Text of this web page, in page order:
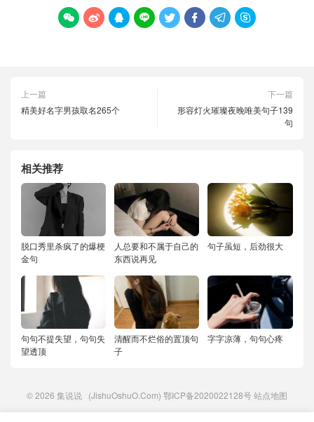
       
上一篇
精美好名字男孩取名265个
下一篇
形容灯火璀璨夜晚唯美句子139
句
相关推荐
脱口秀里杀疯了的爆梗
金句
人总要和不属于自己的
东西说再见
句子虽短，后劲很大
句句不提失望，句句失
望透顶
清醒而不烂俗的置顶句
子
字字凉薄，句句心疼
© 2026 集说说 (JishuOshuO.Com) 鄂ICP备2020022128号站点地图